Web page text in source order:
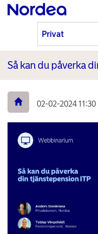
Så kan du påverka
02-02-2024 11:30